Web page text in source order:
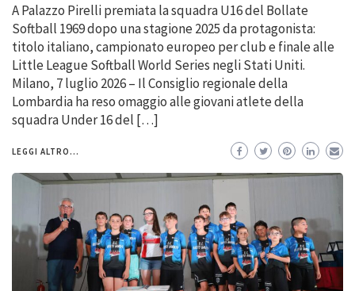
A Palazzo Pirelli premiata la squadra U16 del Bollate
Softball 1969 dopo una stagione 2025 da protagonista:
titolo italiano, campionato europeo per club e finale alle
Little League Softball World Series negli Stati Uniti.
Milano, 7 luglio 2026 – Il Consiglio regionale della
Lombardia ha reso omaggio alle giovani atlete della
squadra Under 16 del […]
LEGGI ALTRO...